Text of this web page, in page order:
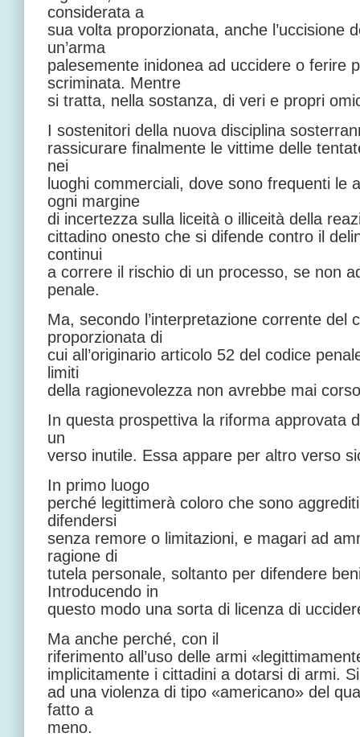
considerata a
sua volta proporzionata, anche l’uccisione
un’arma
palesemente inidonea ad uccidere o ferire
scriminata. Mentre
si tratta, nella sostanza, di veri e propri
I sostenitori della nuova disciplina
rassicurare finalmente le vittime delle
nei
luoghi commerciali, dove sono frequenti le
ogni margine
di incertezza sulla liceità o illiceità della
cittadino onesto che si difende contro il
continui
a correre il rischio di un processo, se non
penale.
Ma, secondo l’interpretazione corrente del
proporzionata di
cui all’originario articolo 52 del codice
limiti
della ragionevolezza non avrebbe mai
In questa prospettiva la riforma approvata
un
verso inutile. Essa appare per altro verso
In primo luogo
perché legittimerà coloro che sono
difendersi
senza remore o limitazioni, e magari ad
ragione di
tutela personale, soltanto per difendere
Introducendo in
questo modo una sorta di licenza di
Ma anche perché, con il
riferimento all’uso delle armi
implicitamente i cittadini a dotarsi di armi.
ad una violenza di tipo «americano» del
fatto a
meno.